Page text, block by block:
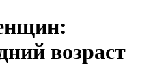
возраст